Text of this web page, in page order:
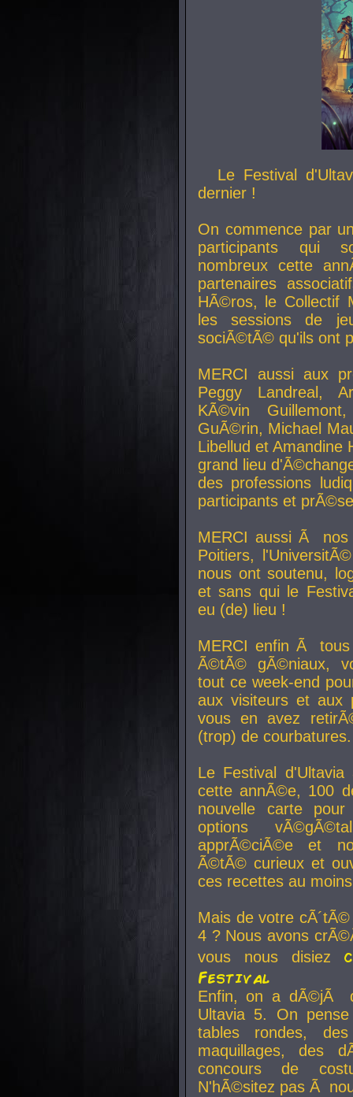
Le Festival
dernier !
On commence par
participants qui
nombreux cette
partenaires
HÃ©ros, le Collectif
les sessions de
sociÃ©tÃ© qu'ils ont
MERCI aussi aux
Peggy Landreal,
KÃ©vin
GuÃ©rin, Michael
Libellud et Amandine
grand lieu
des professions
participants et
MERCI aussi Ã nos
Poitiers,
nous ont soutenu,
et sans qui le
eu (de) lieu !
MERCI enfin Ã
Ã©tÃ© gÃ©niaux,
tout ce week-end
aux visiteurs et aux
vous en avez
(trop) de courbatures.
Le Festival
cette annÃ©e, 100
nouvelle carte
options
apprÃ©ciÃ©e et
Ã©tÃ© curieux et
ces recettes au
Mais de votre
4 ? Nous avons
vous nous disiez
Festival
Enfin, on a dÃ©jÃ
Ultavia 5. On
tables rondes,
maquillages, des
concours de
N'hÃ©sitez pas Ã